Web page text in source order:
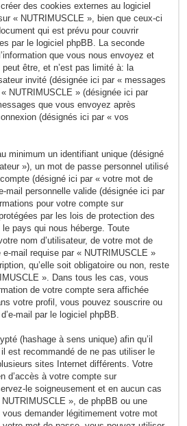
des cookies externes au logiciel
« NUTRIMUSCLE », bien que ceux-ci
qui est prévu pour couvrir
par le logiciel phpBB. La seconde
que vous nous envoyez et
être, et n’est pas limité à: la
invité (désignée ici par « messages
NUTRIMUSCLE » (désignée ici par
que vous envoyez après
(désignés ici par « vos
minimum un identifiant unique (désigné
»), un mot de passe personnel utilisé
(désigné ici par « votre mot de
mail personnelle valide (désignée ici par
pour votre compte sur
par les lois de protection des
pays qui nous héberge. Toute
nom d’utilisateur, de votre mot de
mail requise par « NUTRIMUSCLE »
qu’elle soit obligatoire ou non, reste
». Dans tous les cas, vous
de votre compte sera affichée
votre profil, vous pouvez souscrire ou
mail par le logiciel phpBB.
(hashage à sens unique) afin qu’il
est recommandé de ne pas utiliser le
sites Internet différents. Votre
d’accès à votre compte sur
le soigneusement et en aucun cas
», de phpBB ou une
vous demander légitimement votre mot